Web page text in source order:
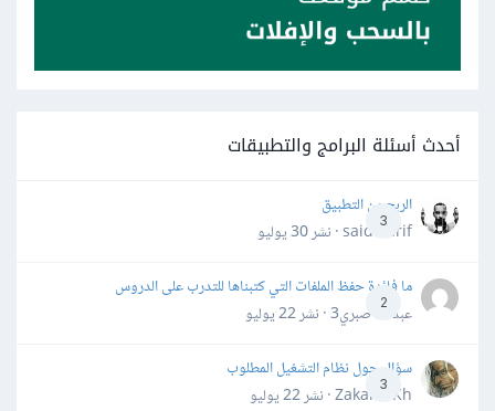
أحدث أسئلة البرامج والتطبيقات
3
الربح من التطبيق
said darif · نشر
30 يوليو
2
ما فائدة حفظ الملفات التي كتبناها للتدرب على الدروس
عبدالله صبري3 · نشر
22 يوليو
3
سؤال حول نظام التشغيل المطلوب
Zakaria Kh · نشر
22 يوليو